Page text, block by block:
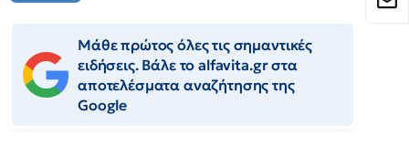
Μάθε πρώτος όλες τις σημαντικές
ειδήσεις. Βάλε το alfavita.gr στα
αποτελέσματα αναζήτησης της
Google